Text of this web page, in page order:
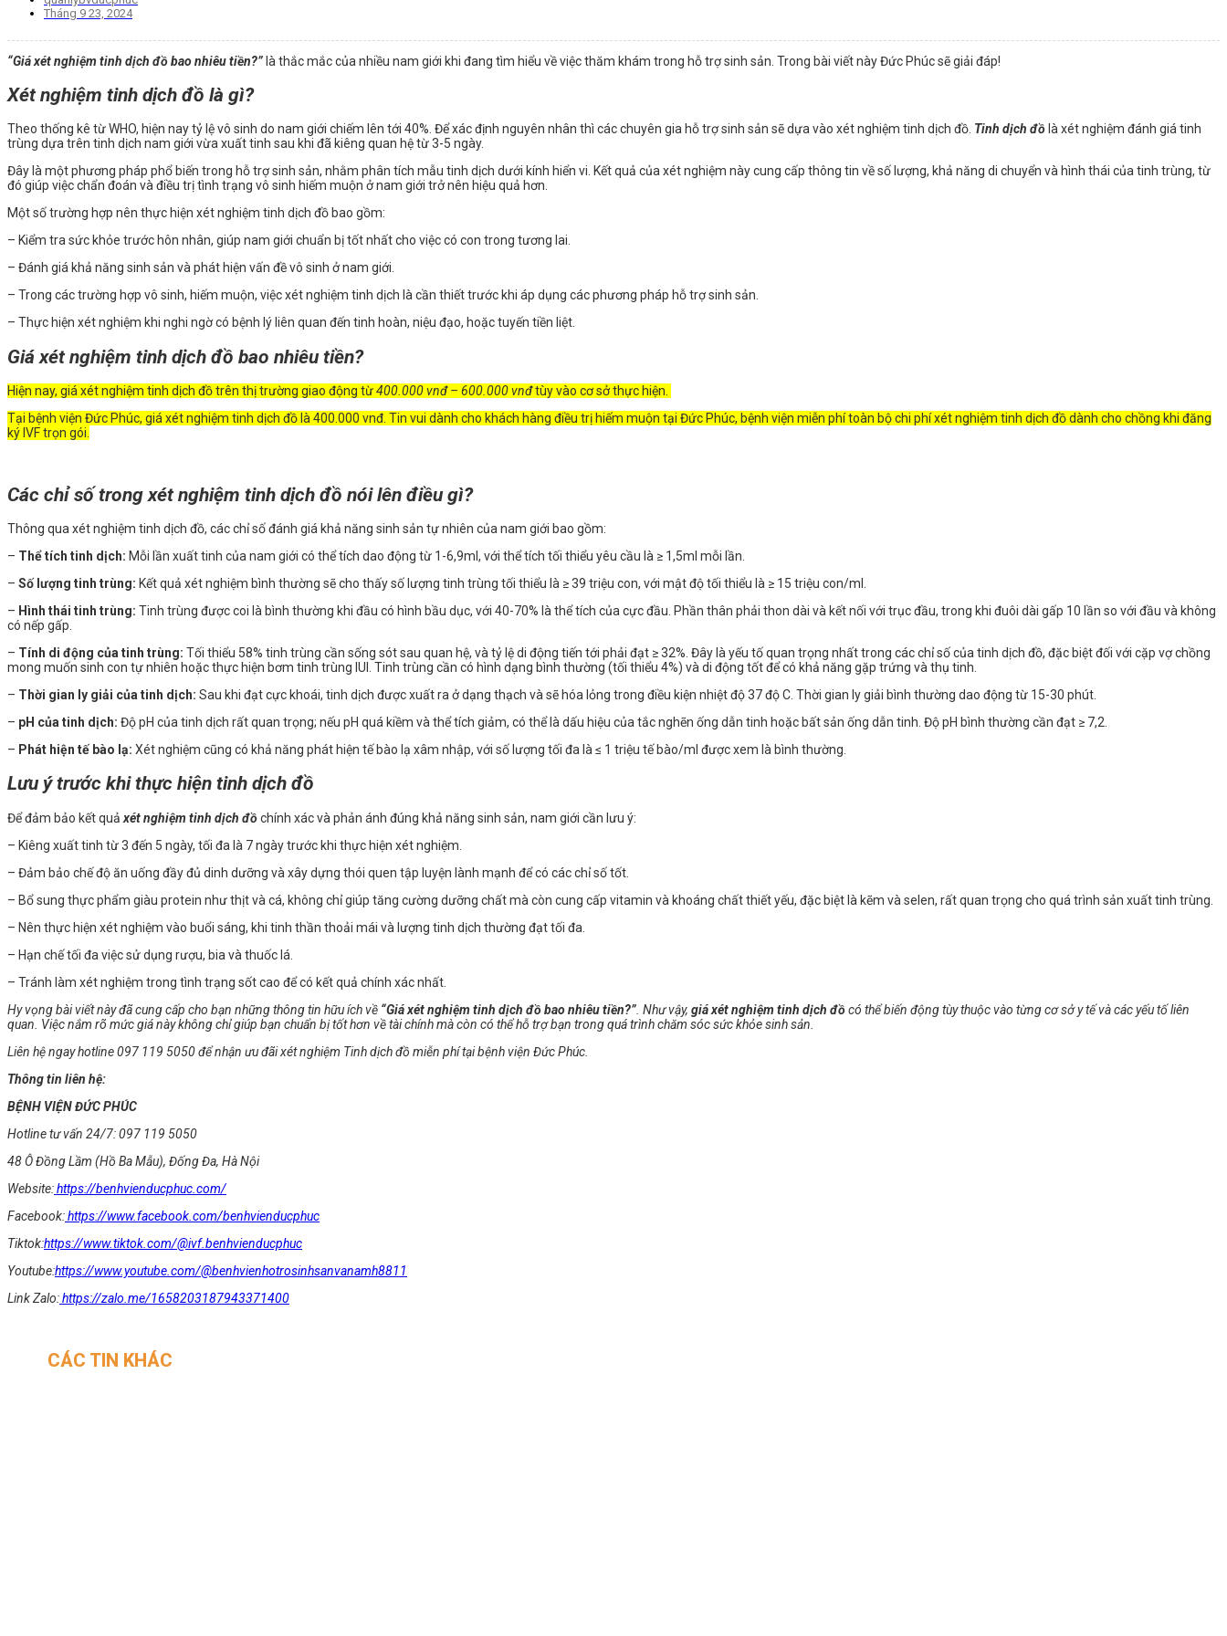
Tháng 9 23, 2024
“Giá xét nghiệm tinh dịch đồ bao nhiêu tiền?”là thắc mắc của nhiều nam giới khi đang tìm hiểu về việc thăm khám trong hỗ trợ sinh sản. Trong bài viết này Đức Phúc sẽ giải đáp!
Xét nghiệm tinh dịch đồ là gì?
Theo thống kê từ WHO, hiện nay tỷ lệ vô sinh do nam giới chiếm lên tới 40%. Để xác định nguyên nhân thì các chuyên gia hỗ trợ sinh sản sẽ dựa vào xét nghiệm tinh dịch đồ. Tinh dịch đồ là xét nghiệm đánh giá tinh
trùng dựa trên tinh dịch nam giới vừa xuất tinh sau khi đã kiêng quan hệ từ 3-5 ngày.
Đây là một phương pháp phổ biến trong hỗ trợ sinh sản, nhằm phân tích mẫu tinh dịch dưới kính hiển vi. Kết quả của xét nghiệm này cung cấp thông tin về số lượng, khả năng di chuyển và hình thái của tinh trùng, từ
đó giúp việc chẩn đoán và điều trị tình trạng vô sinh hiếm muộn ở nam giới trở nên hiệu quả hơn.
Một số trường hợp nên thực hiện xét nghiệm tinh dịch đồ bao gồm:
– Kiểm tra sức khỏe trước hôn nhân, giúp nam giới chuẩn bị tốt nhất cho việc có con trong tương lai.
– Đánh giá khả năng sinh sản và phát hiện vấn đề vô sinh ở nam giới.
– Trong các trường hợp vô sinh, hiếm muộn, việc xét nghiệm tinh dịch là cần thiết trước khi áp dụng các phương pháp hỗ trợ sinh sản.
– Thực hiện xét nghiệm khi nghi ngờ có bệnh lý liên quan đến tinh hoàn, niệu đạo, hoặc tuyến tiền liệt.
Giá xét nghiệm tinh dịch đồ bao nhiêu tiền?
Hiện nay, giá xét nghiệm tinh dịch đồ trên thị trường giao động từ400.000 vnđ – 600.000 vnđtùy vào cơ sở thực hiện.
Tại bệnh viện Đức Phúc, giá xét nghiệm tinh dịch đồ là 400.000 vnđ. Tin vui dành cho khách hàng điều trị hiếm muộn tại Đức Phúc, bệnh viện miễn phí toàn bộ chi phí xét nghiệm tinh dịch đồ dành cho chồng khi đăng
ký IVF trọn gói.
Các chỉ số trong xét nghiệm tinh dịch đồ nói lên điều gì?
Thông qua xét nghiệm tinh dịch đồ, các chỉ số đánh giá khả năng sinh sản tự nhiên của nam giới bao gồm:
– Thể tích tinh dịch: Mỗi lần xuất tinh của nam giới có thể tích dao động từ 1-6,9ml, với thể tích tối thiểu yêu cầu là ≥ 1,5ml mỗi lần.
– Số lượng tinh trùng: Kết quả xét nghiệm bình thường sẽ cho thấy số lượng tinh trùng tối thiểu là ≥ 39 triệu con, với mật độ tối thiểu là ≥ 15 triệu con/ml.
– Hình thái tinh trùng: Tinh trùng được coi là bình thường khi đầu có hình bầu dục, với 40-70% là thể tích của cực đầu. Phần thân phải thon dài và kết nối với trục đầu, trong khi đuôi dài gấp 10 lần so với đầu và không
có nếp gấp.
– Tính di động của tinh trùng: Tối thiểu 58% tinh trùng cần sống sót sau quan hệ, và tỷ lệ di động tiến tới phải đạt ≥ 32%. Đây là yếu tố quan trọng nhất trong các chỉ số của tinh dịch đồ, đặc biệt đối với cặp vợ chồng
mong muốn sinh con tự nhiên hoặc thực hiện bơm tinh trùng IUI. Tinh trùng cần có hình dạng bình thường (tối thiểu 4%) và di động tốt để có khả năng gặp trứng và thụ tinh.
– Thời gian ly giải của tinh dịch: Sau khi đạt cực khoái, tinh dịch được xuất ra ở dạng thạch và sẽ hóa lỏng trong điều kiện nhiệt độ 37 độ C. Thời gian ly giải bình thường dao động từ 15-30 phút.
– pH của tinh dịch: Độ pH của tinh dịch rất quan trọng; nếu pH quá kiềm và thể tích giảm, có thể là dấu hiệu của tắc nghẽn ống dẫn tinh hoặc bất sản ống dẫn tinh. Độ pH bình thường cần đạt ≥ 7,2.
– Phát hiện tế bào lạ: Xét nghiệm cũng có khả năng phát hiện tế bào lạ xâm nhập, với số lượng tối đa là ≤ 1 triệu tế bào/ml được xem là bình thường.
Lưu ý trước khi thực hiện tinh dịch đồ
Để đảm bảo kết quả xét nghiệm tinh dịch đồchính xác và phản ánh đúng khả năng sinh sản, nam giới cần lưu ý:
– Kiêng xuất tinh từ 3 đến 5 ngày, tối đa là 7 ngày trước khi thực hiện xét nghiệm.
– Đảm bảo chế độ ăn uống đầy đủ dinh dưỡng và xây dựng thói quen tập luyện lành mạnh để có các chỉ số tốt.
– Bổ sung thực phẩm giàu protein như thịt và cá, không chỉ giúp tăng cường dưỡng chất mà còn cung cấp vitamin và khoáng chất thiết yếu, đặc biệt là kẽm và selen, rất quan trọng cho quá trình sản xuất tinh trùng.
– Nên thực hiện xét nghiệm vào buổi sáng, khi tinh thần thoải mái và lượng tinh dịch thường đạt tối đa.
– Hạn chế tối đa việc sử dụng rượu, bia và thuốc lá.
– Tránh làm xét nghiệm trong tình trạng sốt cao để có kết quả chính xác nhất.
Hy vọng bài viết này đã cung cấp cho bạn những thông tin hữu ích về “Giá xét nghiệm tinh dịch đồ bao nhiêu tiền?” . Như vậy, giá xét nghiệm tinh dịch đồcó thể biến động tùy thuộc vào từng cơ sở y tế và các yếu tố liên
quan. Việc nắm rõ mức giá này không chỉ giúp bạn chuẩn bị tốt hơn về tài chính mà còn có thể hỗ trợ bạn trong quá trình chăm sóc sức khỏe sinh sản.
Liên hệ ngay hotline 097 119 5050 để nhận ưu đãi xét nghiệm Tinh dịch đồ miễn phí tại bệnh viện Đức Phúc.
Thông tin liên hệ:
BỆNH VIỆN ĐỨC PHÚC
Hotline tư vấn 24/7: 097 119 5050
48 Ô Đồng Lầm (Hồ Ba Mẫu), Đống Đa, Hà Nội
Website:https://benhvienducphuc.com/
Facebook:https://www.facebook.com/benhvienducphuc
Tiktok:https://www.tiktok.com/@ivf.benhvienducphuc
Youtube:https://www.youtube.com/@benhvienhotrosinhsanvanamh8811
Link Zalo:https://zalo.me/1658203187943371400
CÁC TIN KHÁC